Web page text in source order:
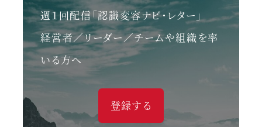
週１回配信「認識変容ナビ・レター」
経営者／リーダー／チームや組織を率
いる方へ
登録する